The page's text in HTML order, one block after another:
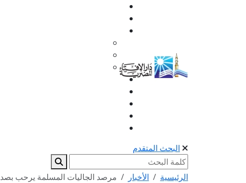
البحث المتقدم
الرئيسية الأخبار
مرصد الجاليات المسلمة يرحب